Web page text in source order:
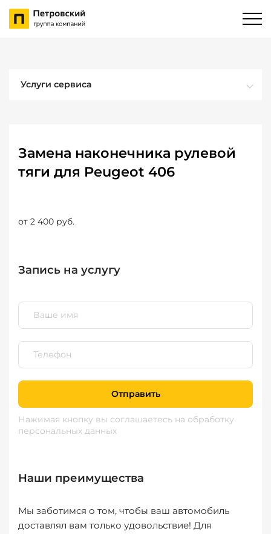
Услуги сервиса
Замена наконечника рулевой
тяги для Peugeot 406
от 2 400 руб.
Запись на услугу
Отправить
Нажимая кнопку вы соглашаетесь на обработку
персональных данных
Наши преимущества
Мы заботимся о том, чтобы ваш автомобиль
доставлял вам только удовольствие! Для